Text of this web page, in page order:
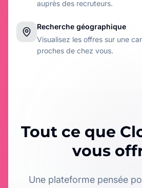
auprès des recruteurs.
Recherche géographique
Visualisez les offres sur une
proches de chez vous.
Tout ce que
vous
Une plateforme pensée